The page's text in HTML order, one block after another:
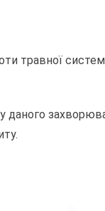
травної